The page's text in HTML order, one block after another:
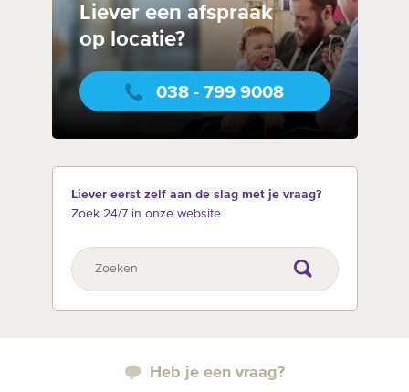
Liever een afspraak
op locatie?
038 - 799 9008
Liever eerst zelf aan de slag met je vraag?
Zoek 24/7 in onze website
Heb je een vraag?